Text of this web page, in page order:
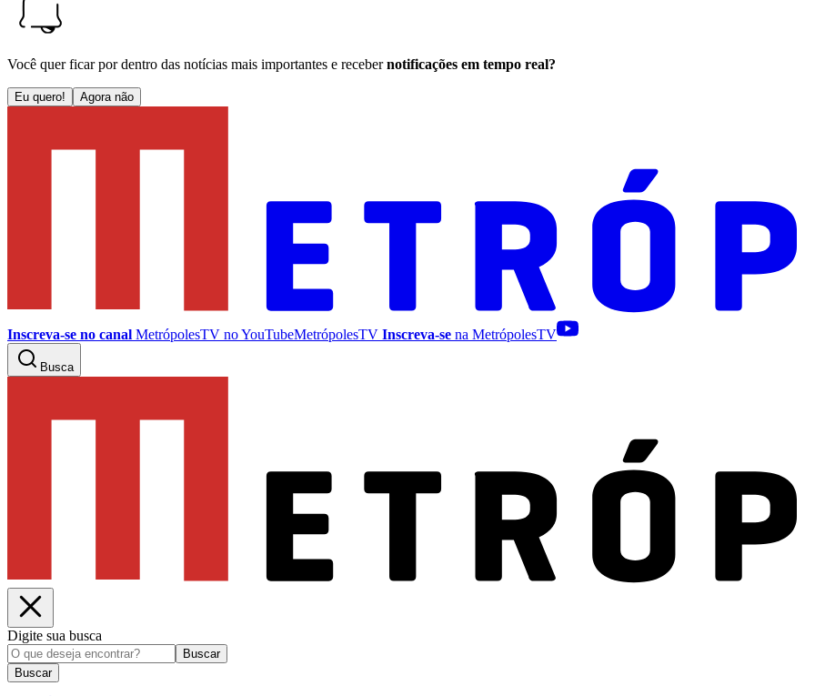
Você quer ficar por dentro das notícias mais importantes e receber notificações em tempo real?
Eu quero! Agora não
Inscreva-se no canal MetrópolesTV noYouTubeMetrópolesTV Inscreva-se na MetrópolesTV
Busca
Digite sua busca
Buscar
Buscar